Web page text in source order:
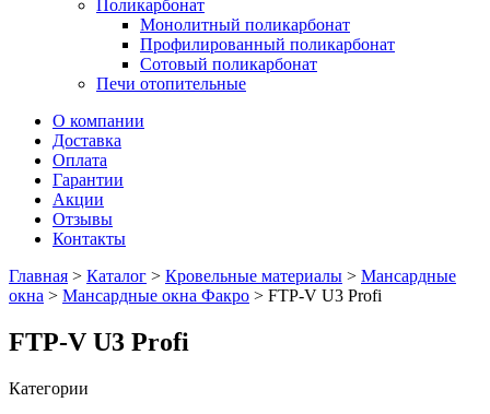
Поликарбонат
Монолитный поликарбонат
Профилированный поликарбонат
Сотовый поликарбонат
Печи отопительные
О компании
Доставка
Оплата
Гарантии
Акции
Отзывы
Контакты
Главная > Каталог > Кровельные материалы > Мансардные
окна > Мансардные окна Факро > FTP-V U3 Profi
FTP-V U3 Profi
Категории